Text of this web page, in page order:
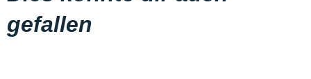
gefallen